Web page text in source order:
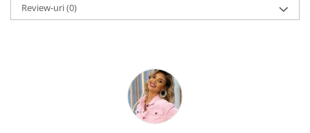
Review-uri(0)